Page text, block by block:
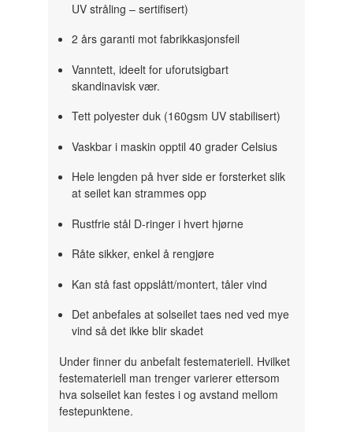
UV stråling – sertifisert)
2 års garanti mot fabrikkasjonsfeil
Vanntett, ideelt for uforutsigbart
skandinavisk vær.
Tett polyester duk (160gsm UV stabilisert)
Vaskbar i maskin opptil 40 grader Celsius
Hele lengden på hver side er forsterket slik
at seilet kan strammes opp
Rustfrie stål D-ringer i hvert hjørne
Råte sikker, enkel å rengjøre
Kan stå fast oppslått/montert, tåler vind
Det anbefales at solseilet taes ned ved mye
vind så det ikke blir skadet
Under finner du anbefalt festemateriell. Hvilket
festemateriell man trenger varierer ettersom
hva solseilet kan festes i og avstand mellom
festepunktene.